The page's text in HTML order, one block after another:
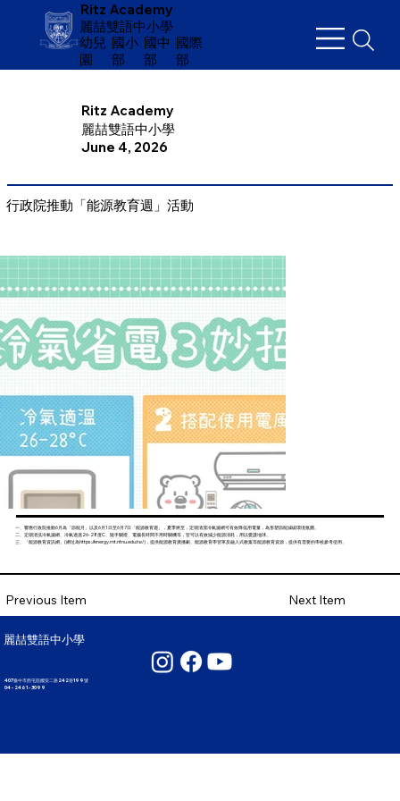
Ritz Academy
麗喆雙語中小學
幼兒
園
​國小
部
國中
部
國際
部
Ritz Academy
麗喆雙語中小學
June 4, 2026
行政院推動「能源教育週」活動
一、響應行政院推動6月為「節能月」以及6月1日至6月7日「能源教育週」，夏季將至，定期清潔冷氣濾網可有效降低用電量，為形塑節能減碳環境氛圍。
二、定期清洗冷氣濾網、冷氣適溫26-28度C、隨手關燈、電腦長時間不用時關機等，皆可以有效減少能源消耗，用以愛護地球。
三、「能源教育資訊網」(網址為https://energy.mt.ntnu.edu.tw/)，提供能源教育廣播劇、能源教育學習單及融入式教案等能源教育資源，提供有需要的學校參考使用。
Previous Item Next Item
麗喆雙語中小學
407臺中市西屯區國安二路242巷199號
04 - 2461 - 3099